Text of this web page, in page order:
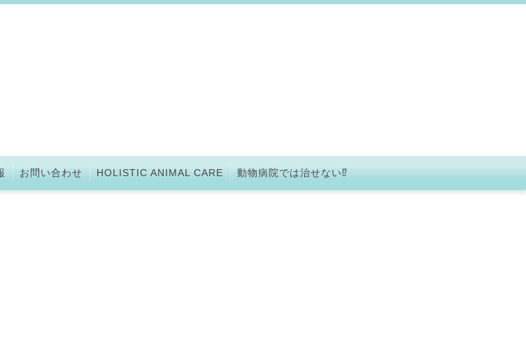
お問い合わせ HOLISTIC ANIMAL CARE 動物病院では治せない⁉︎